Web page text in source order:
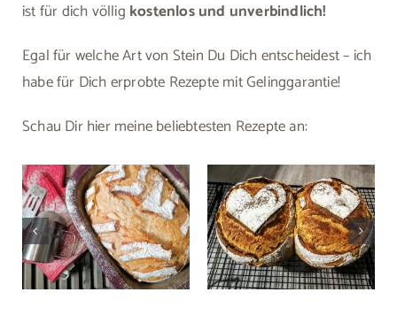
ist für dich völlig kostenlos und unverbindlich!
Egal für welche Art von Stein Du Dich entscheidest – ich
habe für Dich erprobte Rezepte mit Gelinggarantie!
Schau Dir hier meine beliebtesten Rezepte an:
Weizenbrot mit
Altbrotquellstück
Weizen-Quarkbrot